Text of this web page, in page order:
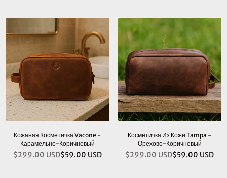
Кожаная Косметичка Vacone -
Карамельно-Коричневый
Обычная
$299.00 USD$59.00 USD
Косметичка Из Кожи Tampa -
Орехово-Коричневый
Обычная
$299.00 USD$59.00 USD